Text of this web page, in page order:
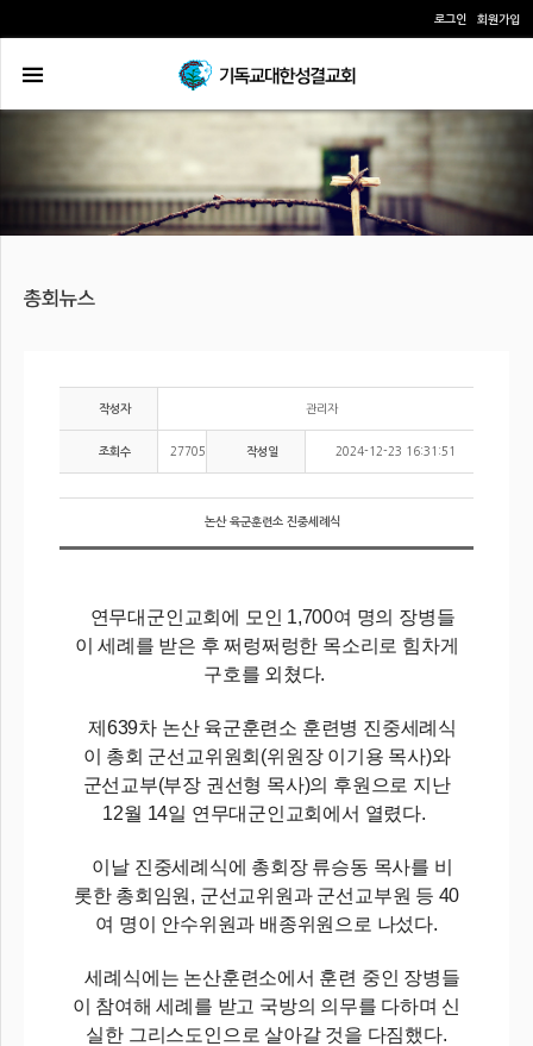
로그인 회원가입
작성자 관리자
조회수 27705 작성일 2024-12-23 16:31:51
논산 육군훈련소 진중세례식
연무대군인교회에 모인 1,700여 명의 장병들
이 세례를 받은 후 쩌렁쩌렁한 목소리로 힘차게
구호를 외쳤다.
제639차 논산 육군훈련소 훈련병 진중세례식
이 총회 군선교위원회(위원장 이기용 목사)와
군선교부(부장 권선형 목사)의 후원으로 지난
12월 14일 연무대군인교회에서 열렸다.
이날 진중세례식에 총회장 류승동 목사를 비
롯한 총회임원, 군선교위원과 군선교부원 등 40
여 명이 안수위원과 배종위원으로 나섰다.
세례식에는 논산훈련소에서 훈련 중인 장병들
이 참여해 세례를 받고 국방의 의무를 다하며 신
실한 그리스도인으로 살아갈 것을 다짐했다.